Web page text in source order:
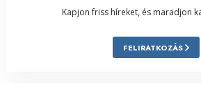
Kapjon friss híreket, és maradjon
FELIRATKOZÁS